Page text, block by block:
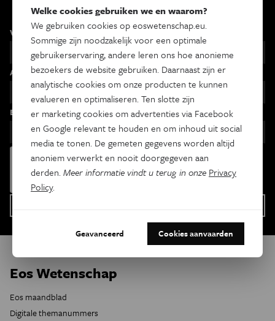
Voornaam
Achternaam
Email
Eos Wetenschap
Eos maandblad
Digitale themanummers
Welke cookies gebruiken we en waarom?
We gebruiken cookies op eoswetenschap.eu.
Sommige zijn noodzakelijk voor een optimale
gebruikerservaring, andere leren ons hoe anonieme
bezoekers de website gebruiken. Daarnaast zijn er
analytische cookies om onze producten te kunnen
evalueren en optimaliseren. Ten slotte zijn
er marketing cookies om advertenties via Facebook
en Google relevant te houden en om inhoud uit social
media te tonen. De gemeten gegevens worden altijd
anoniem verwerkt en nooit doorgegeven aan
derden.Meer informatie vindt u terug in onze Privacy
Policy.
Geavanceerd Cookies aanvaarden